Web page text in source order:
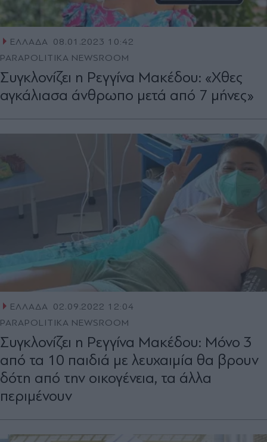
ΕΛΛΑΔΑ 08.01.2023 10:42
PARAPOLITIKA NEWSROOM
Συγκλονίζει η Ρεγγίνα Μακέδου: «Χθες
αγκάλιασα άνθρωπο μετά από 7 μήνες»
ΕΛΛΑΔΑ 02.09.2022 12:04
PARAPOLITIKA NEWSROOM
Συγκλονίζει η Ρεγγίνα Μακέδου: Μόνο 3
από τα 10 παιδιά με λευχαιμία θα βρουν
δότη από την οικογένεια, τα άλλα
περιμένουν